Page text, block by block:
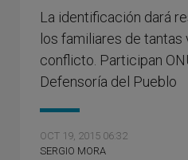
La identificación dará
los familiares de tantas
conflicto. Participan
Defensoría del Pueblo
OCT 19, 2015 06:32
SERGIO MORA